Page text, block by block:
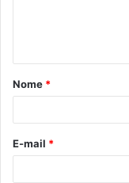
Nome *
E-mail *